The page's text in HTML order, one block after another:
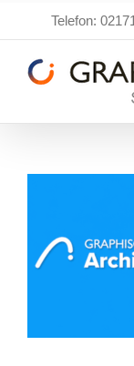
springen
Telefon: